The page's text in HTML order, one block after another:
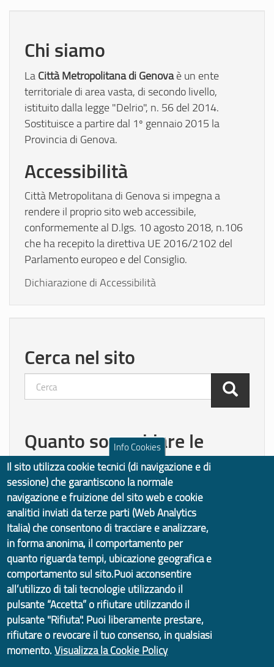
Chi siamo
La Città Metropolitana di Genovaè un ente
territoriale di area vasta, di secondo livello,
istituito dalla legge "Delrio", n. 56 del 2014.
Sostituisce a partire dal 1º gennaio 2015 la
Provincia di Genova.
Accessibilità
Città Metropolitana di Genova si impegna a
rendere il proprio sito web accessibile,
conformemente al D.lgs. 10 agosto 2018, n.106
che ha recepito la direttiva UE 2016/2102 del
Parlamento europeo e del Consiglio.
Dichiarazione di Accessibilità
Cerca nel sito
Quanto sono chiare le
informazioni su questa
pagina?
Vota il servizio!
Info Cookies
Il sito utilizza cookie tecnici (di navigazione e di
sessione) che garantiscono la normale
navigazione e fruizione del sito web e cookie
analitici inviati da terze parti (Web Analytics
Italia) che consentono di tracciare e analizzare,
in forma anonima, il comportamento per
quanto riguarda tempi, ubicazione geografica e
comportamento sul sito.Puoi acconsentire
all’utilizzo di tali tecnologie utilizzando il
pulsante “Accetta” o rifiutare utilizzando il
pulsante "Rifiuta". Puoi liberamente prestare,
rifiutare o revocare il tuo consenso, in qualsiasi
momento. Visualizza la Cookie Policy